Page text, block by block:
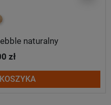
naturalny
zł